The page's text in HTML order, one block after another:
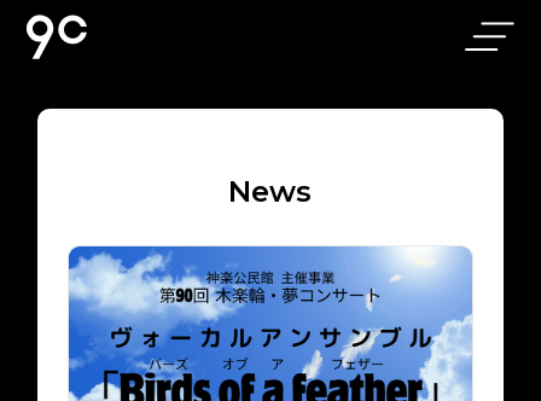
9C Cafe & Bar
｜旭川駅前の
落ち着いたカ
フェバー
お問い合わせ
News